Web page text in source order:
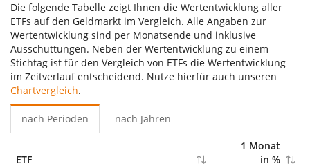
Die folgende Tabelle zeigt Ihnen die Wertentwicklung aller
ETFs auf den Geldmarkt im Vergleich. Alle Angaben zur
Wertentwicklung sind per Monatsende und inklusive
Ausschüttungen. Neben der Wertentwicklung zu einem
Stichtag ist für den Vergleich von ETFs die Wertentwicklung
im Zeitverlauf entscheidend. Nutze hierfür auch unseren
Chartvergleich.
nach Perioden nach Jahren
ETF
1 Monat
in %